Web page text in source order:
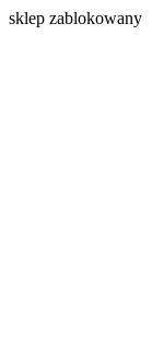
sklep zablokowany